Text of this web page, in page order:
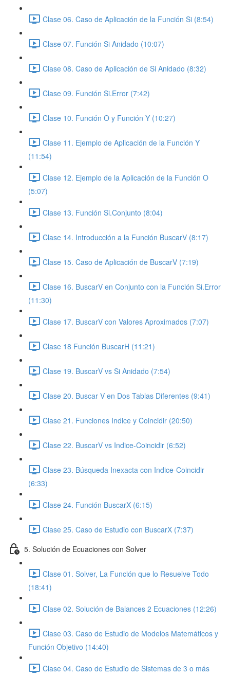
Clase 06. Caso de Aplicación de la Función Si (8:54)
Clase 07. Función Si Anidado (10:07)
Clase 08. Caso de Aplicación de Si Anidado (8:32)
Clase 09. Función Si.Error (7:42)
Clase 10. Función O y Función Y (10:27)
Clase 11. Ejemplo de Aplicación de la Función Y
(11:54)
Clase 12. Ejemplo de la Aplicación de la Función O
(5:07)
Clase 13. Función Si.Conjunto (8:04)
Clase 14. Introducción a la Función BuscarV (8:17)
Clase 15. Caso de Aplicación de BuscarV (7:19)
Clase 16. BuscarV en Conjunto con la Función Si.Error
(11:30)
Clase 17. BuscarV con Valores Aproximados (7:07)
Clase 18 Función BuscarH (11:21)
Clase 19. BuscarV vs Si Anidado (7:54)
Clase 20. Buscar V en Dos Tablas Diferentes (9:41)
Clase 21. Funciones Indice y Coincidir (20:50)
Clase 22. BuscarV vs Indice-Coincidir (6:52)
Clase 23. Búsqueda Inexacta con Indice-Coincidir
(6:33)
Clase 24. Función BuscarX (6:15)
Clase 25. Caso de Estudio con BuscarX (7:37)
5. Solución de Ecuaciones con Solver
Clase 01. Solver, La Función que lo Resuelve Todo
(18:41)
Clase 02. Solución de Balances 2 Ecuaciones (12:26)
Clase 03. Caso de Estudio de Modelos Matemáticos y
Función Objetivo (14:40)
Clase 04. Caso de Estudio de Sistemas de 3 o más